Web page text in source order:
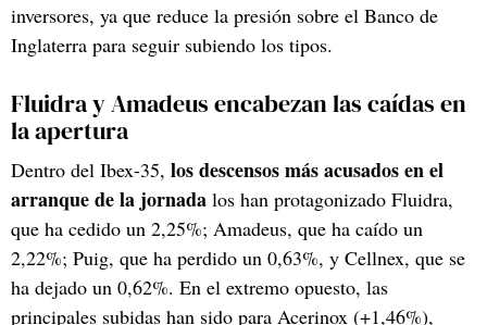
inversores, ya que reduce la presión sobre el Banco de
Inglaterra para seguir subiendo los tipos.
Fluidra y Amadeus encabezan las caídas en
la apertura
Dentro del Ibex-35, los descensos más acusados en el
arranque de la jornada los han protagonizado Fluidra,
que ha cedido un 2,25%; Amadeus, que ha caído un
2,22%; Puig, que ha perdido un 0,63%, y Cellnex, que se
ha dejado un 0,62%. En el extremo opuesto, las
principales subidas han sido para Acerinox (+1,46%),